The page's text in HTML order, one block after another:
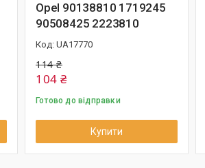
Opel 90138810 1719245
90508425 2223810
UA17770
114 ₴
104 ₴
Готово до відправки
Купити